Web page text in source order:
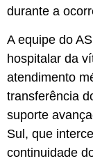
durante a
A equipe do
hospitalar da
atendimento
transferência
suporte
Sul, que
continuidade